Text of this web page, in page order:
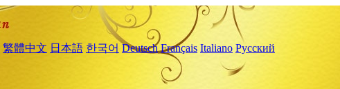
繁體中文 日本語 한국어 Deutsch Français Italiano Русский